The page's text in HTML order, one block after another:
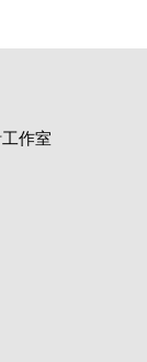
作室